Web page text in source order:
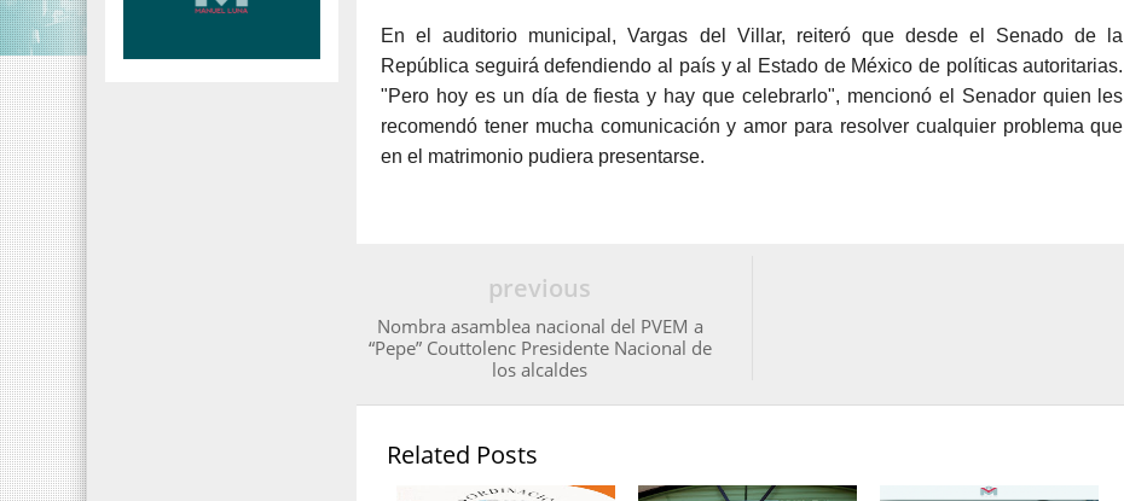
En el auditorio municipal, Vargas del Villar, reiteró que desde el Senado de la
República seguirá defendiendo al país y al Estado de México de políticas autoritarias.
"Pero hoy es un día de fiesta y hay que celebrarlo", mencionó el Senador quien les
recomendó tener mucha comunicación y amor para resolver cualquier problema que
en el matrimonio pudiera presentarse.
previous
Nombra asamblea nacional del PVEM a
“Pepe” Couttolenc Presidente Nacional de
los alcaldes
Related Posts